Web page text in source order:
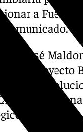
a
comunicado.
José
del proyecto
debían
presentó una
municipal.